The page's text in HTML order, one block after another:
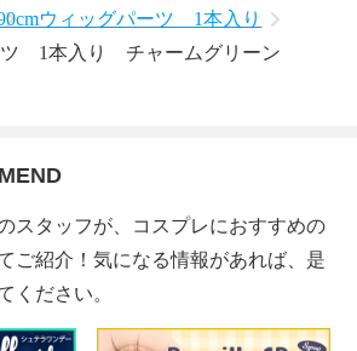
ウィッグパーツ 1本入り
ツ 1本入り チャームグリーン
スタッフが、コスプレにおすすめの
ご紹介！気になる情報があれば、是
ください。